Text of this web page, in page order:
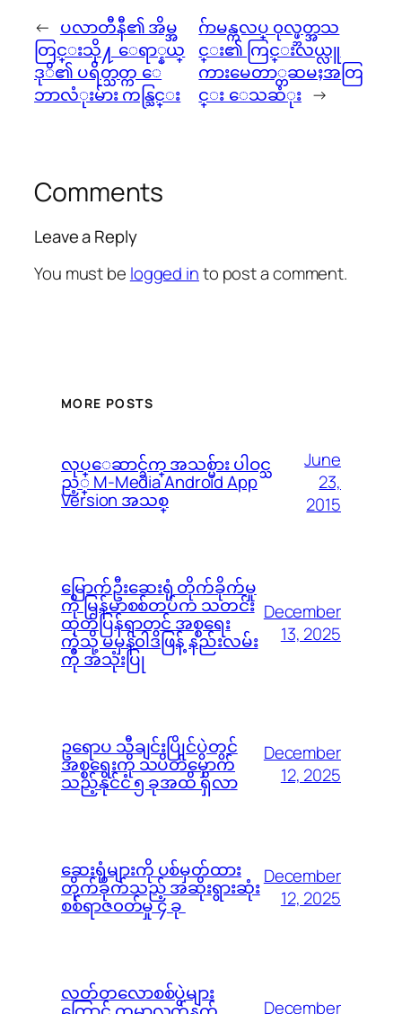
← ပလာတီနီ၏ အိမ္အ
တြင္းသို႔ ေရာ္နယ္
ဒုိ၏ ပရိတ္သတ္က ေ
ဘာလံုးမ်ား ကန္သြင္း
ဂ်ာမန္ကလပ္ ၀ုလ္ဖ္ဘတ္အသ
င္း၏ ကြင္းလယ္လူ
ကားမေတာ္တဆမႈအတြ
င္း ေသဆံုး →
Comments
Leave a Reply
You must be logged into post a comment.
MORE POSTS
လုပ္ေဆာင္ခ်က္ အသစ္မ်ား ပါဝင္သ
ည့္ M-Media Android App
Version အသစ္
June
23,
2015
မြောက်ဦးဆေးရုံ တိုက်ခိုက်မှု
ကို မြန်မာစစ်တပ်က သတင်း
ထုတ်ပြန်ရာတွင် အစ္စရေး
ကဲ့သို့ မမှန်၀ါဒဖြန့် နည်းလမ်း
ကို အသုံးပြု
December
13, 2025
ဥရောပ သီချင်းပြိုင်ပွဲတွင်
အစ္စရေးကို သပိတ်မှောက်
သည့်နိုင်ငံ ၅ ခုအထိ ရှိလာ
December
12, 2025
ဆေးရုံများကို ပစ်မှတ်ထား
တိုက်ခိုက်သည့် အဆိုးရွားဆုံး
စစ်ရာဇ၀တ်မှု ၄ ခု
December
12, 2025
လတ်တလောစစ်ပွဲများ
December